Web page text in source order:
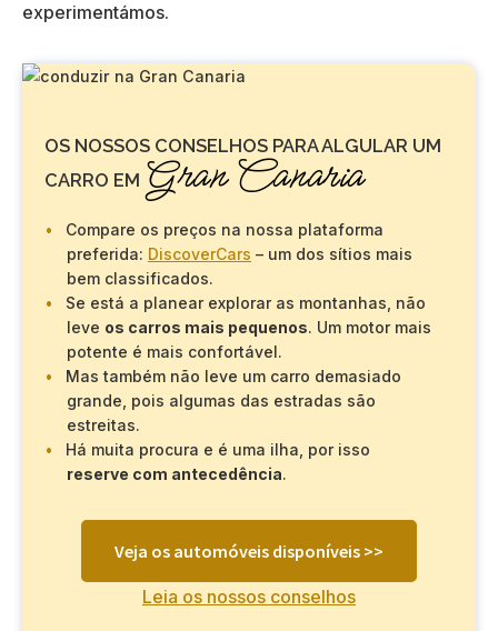
experimentámos.
OS NOSSOS CONSELHOS PARA ALGULAR UM
CARRO EM Gran Canaria
Compare os preços na nossa plataforma
preferida: DiscoverCars – um dos sítios mais
bem classificados.
Se está a planear explorar as montanhas, não
leve os carros mais pequenos. Um motor mais
potente é mais confortável.
Mas também não leve um carro demasiado
grande, pois algumas das estradas são
estreitas.
Há muita procura e é uma ilha, por isso
reserve com antecedência.
Veja os automóveis disponíveis >>
Leia os nossos conselhos